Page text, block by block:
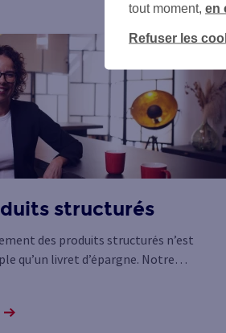
structurés
des produits structurés n’est
qu’un livret d’épargne. Notre
tout moment, en
Refuser les